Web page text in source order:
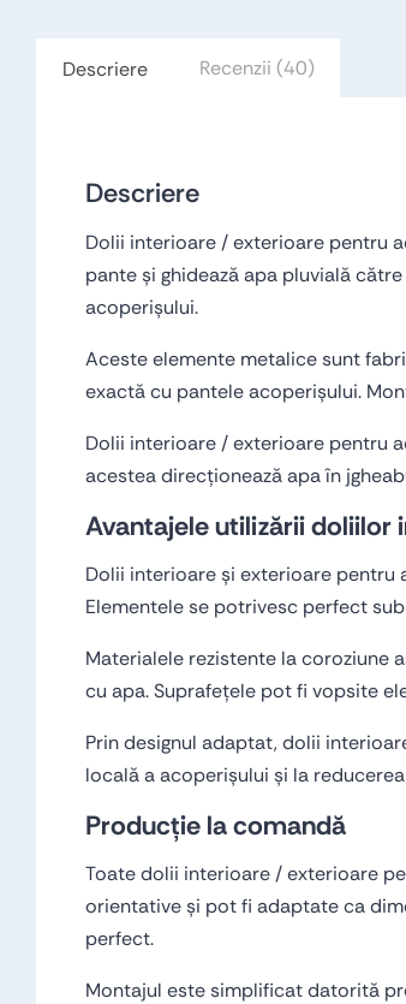
Descriere Recenzii (40)
Descriere
Dolii interioare / exterioare pentru
pante și ghidează apa pluvială
acoperișului.
Aceste elemente metalice sunt
exactă cu pantele acoperișului.
Dolii interioare / exterioare pentru
acestea direcționează apa în
Avantajele utilizării doliilor
Dolii interioare și exterioare pentru
Elementele se potrivesc perfect
Materialele rezistente la coroziune
cu apa. Suprafețele pot fi vopsite
Prin designul adaptat, dolii
locală a acoperișului și la
Producție la comandă
Toate dolii interioare / exterioare
orientative și pot fi adaptate ca
perfect.
Montajul este simplificat datorită